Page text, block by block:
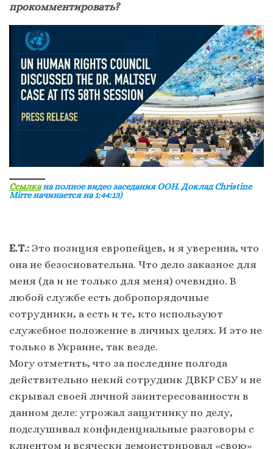
прокомментировать?
Ссылка на полное видео заседания ООН. Доклад Christine
Mirre начинается на 1:44:13)
Е.Т.: Это позиция европейцев, и я уверенна, что
она не безосновательна. Что дело заказное для
меня (да и не только для меня) очевидно. В
любой службе есть добропорядочные
сотрудники, а есть и те, кто используют
служебное положение в личных целях. И это не
только в Украине, так везде.
Могу отметить, что за последние полгода
действительно некий сотрудник ДВКР СБУ и не
скрывал своей личной заинтересованности в
данном деле: угрожал защитнику по делу,
подслушивал конфиденциальные разговоры с
клиентом и всячески демонстрировал «свою»